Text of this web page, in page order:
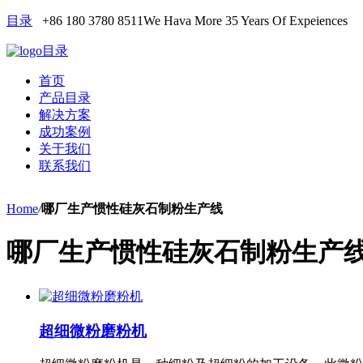
目录 +86 180 3780 8511We Hava More 35 Years Of Expeiences
目录
首页
产品目录
解决方案
成功案例
关于我们
联系我们
Home/哪厂生产惯性硅灰石制粉生产线
哪厂生产惯性硅灰石制粉生产
超细微粉磨粉机